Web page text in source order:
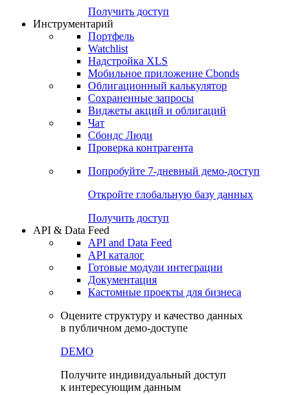
Получить доступ
Инструментарий
Портфель
Watchlist
Надстройка XLS
Мобильное приложение Cbonds
Облигационный калькулятор
Сохраненные запросы
Виджеты акций и облигаций
Чат
Сбондс Люди
Проверка контрагента
Попробуйте 7-дневный демо-доступ
Откройте глобальную базу данных
Получить доступ
API & Data Feed
API and Data Feed
API каталог
Готовые модули интеграции
Документация
Кастомные проекты для бизнеса
Оцените структуру и качество данных
в публичном демо-доступе
DEMO
Получите индивидуальный доступ
к интересующим данным